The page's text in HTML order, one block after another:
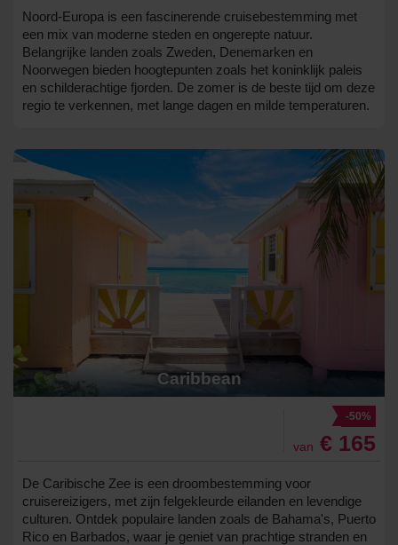
Noord-Europa is een fascinerende cruisebestemming met
een mix van moderne steden en ongerepte natuur.
Belangrijke landen zoals Zweden, Denemarken en
Noorwegen bieden hoogtepunten zoals het koninklijk paleis
en schilderachtige fjorden. De zomer is de beste tijd om deze
regio te verkennen, met lange dagen en milde temperaturen.
Caribbean
-50%
van € 165
De Caribische Zee is een droombestemming voor
cruisereizigers, met zijn felgekleurde eilanden en levendige
culturen. Ontdek populaire landen zoals de Bahama's, Puerto
Rico en Barbados, waar je geniet van prachtige stranden en